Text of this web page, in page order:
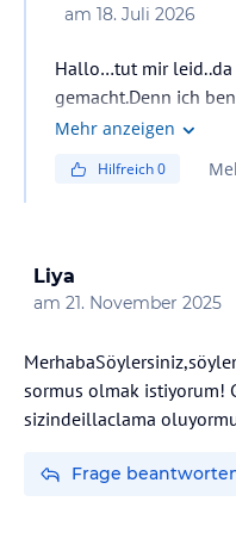
am 18. Juli 2026
Hallo…tut mir leid..da
gemacht.Denn ich
noch am Strand.
Mehr anzeigen
Hilfreich0
Liya
am 21. November 2025
sormus olmak istiyorum!
sizindeillaclama
Frage